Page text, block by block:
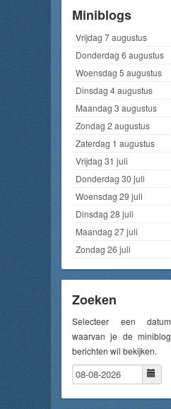
Miniblogs
Vrijdag 7 augustus
Donderdag 6 augustus
Woensdag 5 augustus
Dinsdag 4 augustus
Maandag 3 augustus
Zondag 2 augustus
Zaterdag 1 augustus
Vrijdag 31 juli
Donderdag 30 juli
Woensdag 29 juli
Dinsdag 28 juli
Maandag 27 juli
Zondag 26 juli
Zoeken
Selecteer een datum
waarvan je de miniblog
berichten wil bekijken.